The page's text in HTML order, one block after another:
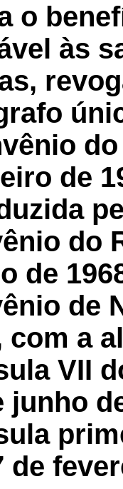
o
às
de
do
de
de
com a
VII
junho
de